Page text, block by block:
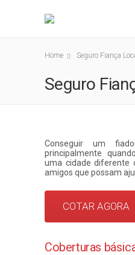
Home Seguro Fiança
Seguro
Conseguir um
principalmente
uma cidade diferente
amigos que possam
COTAR AGORA
Coberturas